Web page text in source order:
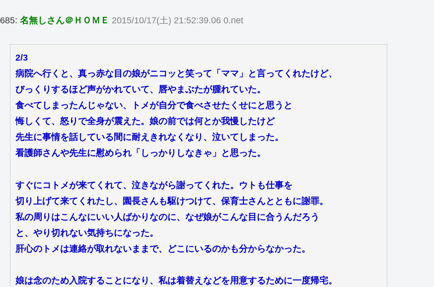
685: 名無しさん＠ＨＯＭＥ 2015/10/17(土) 21:52:39.06 0.net
2/3
病院へ行くと、真っ赤な目の娘がニコッと笑って「ママ」と言ってくれたけど、
びっくりするほど声がかれていて、唇やまぶたが腫れていた。
食べてしまったんじゃない、トメが自分で食べさせたくせにと思うと
悔しくて、怒りで全身が震えた。娘の前では何とか我慢したけど
先生に事情を話している間に耐えきれなくなり、泣いてしまった。
看護師さんや先生に慰められ「しっかりしなきゃ」と思った。
すぐにコトメが来てくれて、泣きながら謝ってくれた。ウトも仕事を
切り上げて来てくれたし、園長さんも駆けつけて、保育士さんとともに謝罪。
私の周りはこんなにいい人ばかりなのに、なぜ娘がこんな目に合うんだろう
と、やり切れない気持ちになった。
肝心のトメは連絡が取れないままで、どこにいるのかも分からなかった。
娘は念のため入院することになり、私は着替えなどを用意するために一度帰宅。